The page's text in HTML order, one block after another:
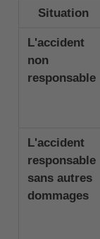
Situation
L'accident
non
responsable
L'accident
responsable
sans autres
dommages